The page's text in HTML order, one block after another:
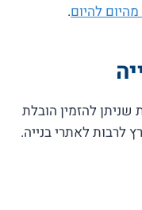
להיום.
להזמין הובלת
לרבות לאתרי בנייה.